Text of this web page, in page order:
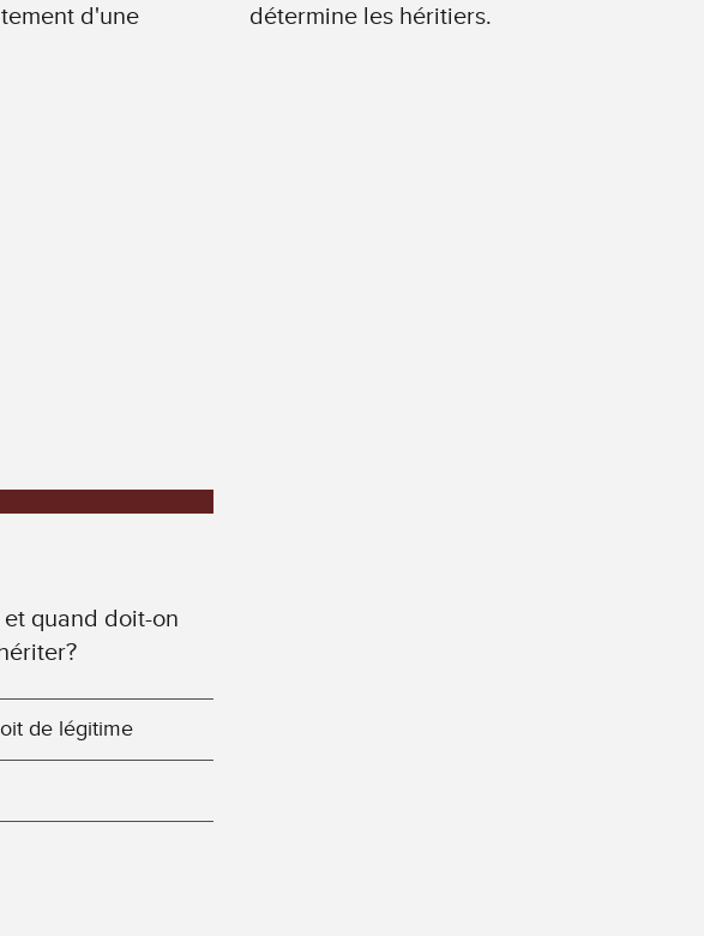
d'une
détermine les héritiers.
quand doit-on
de légitime